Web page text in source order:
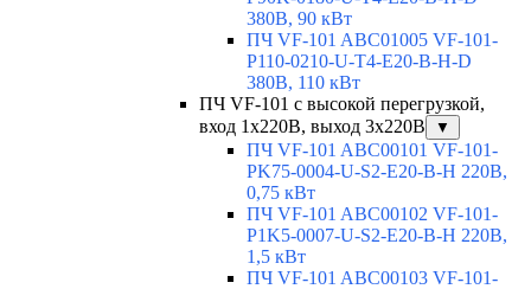
380В, 90 кВт
ПЧ VF-101 ABC01005 VF-101-
P110-0210-U-T4-E20-B-H-D
380В, 110 кВт
ПЧ VF-101 с высокой перегрузкой,
вход 1х220В, выход 3х220В
▼
ПЧ VF-101 ABC00101 VF-101-
PK75-0004-U-S2-E20-B-H 220В,
0,75 кВт
ПЧ VF-101 ABC00102 VF-101-
P1K5-0007-U-S2-E20-B-H 220В,
1,5 кВт
ПЧ VF-101 ABC00103 VF-101-